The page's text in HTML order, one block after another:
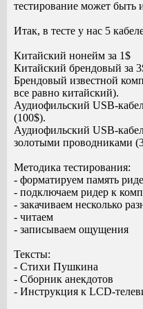
тестирование может быть
Итак, в тесте у нас 5
Китайский нонейм за 1$
Китайский брендовый за
Брендовый известной
все равно китайский).
Аудиофильский USB-
(100$).
Аудиофильский USB-
золотыми проводниками
Методика тестирования:
- форматируем память
- подключаем ридер к
- закачиваем несколько
- читаем
- записываем ощущения
Тексты:
- Стихи Пушкина
- Сборник анекдотов
- Инструкция к LCD-